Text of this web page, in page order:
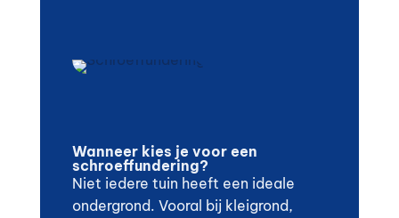
Wanneer kies je voor een
schroeffundering?
Niet iedere tuin heeft een ideale
ondergrond. Vooral bij kleigrond,